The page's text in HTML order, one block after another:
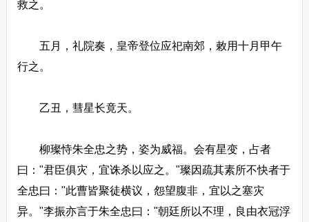
救之。
五月，礼院奏，皇帝登位应祀南郊，敕用十月甲午
行之。
乙丑，彗星长竟天。
柳璨恃朱全忠之势，姿为威福。会有星变，占者
曰："君臣俱灾，宜诛杀以应之。"璨因疏其素所不快者于
全忠曰："此曹皆聚徒横议，怨望腹非，宜以之塞灾
异。"李振亦言于朱全忠曰："朝廷所以不理，良由衣冠浮